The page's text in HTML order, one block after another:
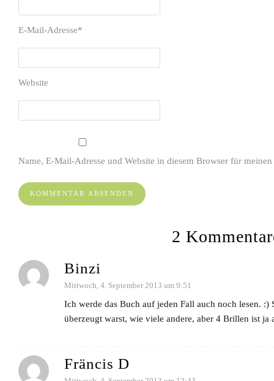
E-Mail-Adresse*
Website
Name, E-Mail-Adresse und Website in diesem Browser für
2
Binzi
Mittwoch, 4. September 2013 um 9:51
Ich werde das Buch auf jeden Fall auch noch lesen. :)
überzeugt warst, wie viele andere, aber 4 Brillen ist ja
Fräncis D